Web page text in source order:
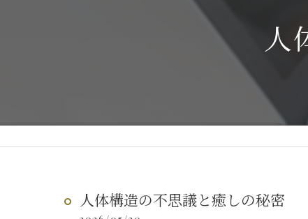
人
人体構造の不思議と癒しの秘密